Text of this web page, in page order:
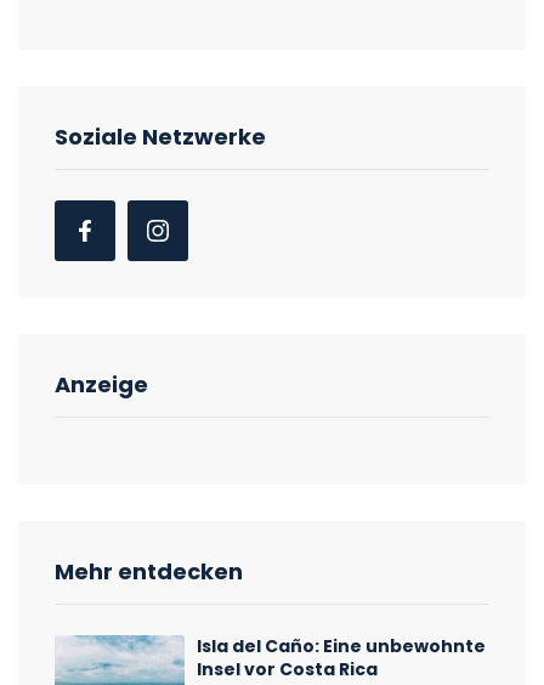
Soziale Netzwerke
Anzeige
Mehr entdecken
Isla del Caño: Eine unbewohnte
Insel vor Costa Rica